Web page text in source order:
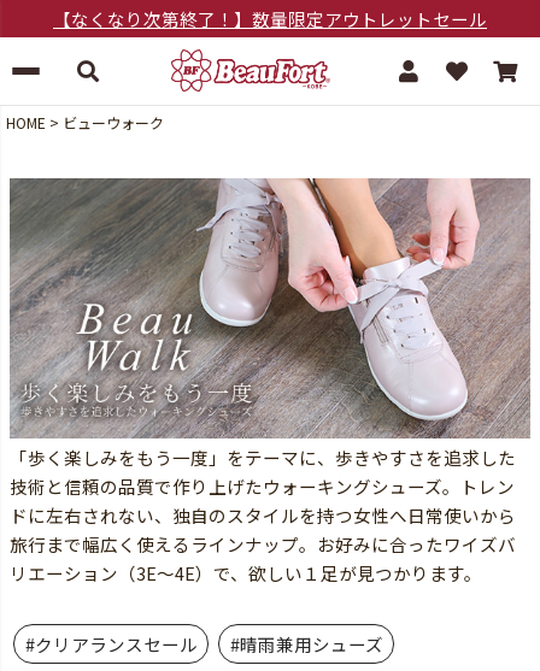
【なくなり次第終了！】数量限定アウトレットセール
HOME ビューウォーク
「歩く楽しみをもう一度」をテーマに、歩きやすさを追求した
技術と信頼の品質で作り上げたウォーキングシューズ。トレン
ドに左右されない、独自のスタイルを持つ女性へ日常使いから
旅行まで幅広く使えるラインナップ。お好みに合ったワイズバ
リエーション（3E～4E）で、欲しい１足が見つかります。
#クリアランスセール #晴雨兼用シューズ